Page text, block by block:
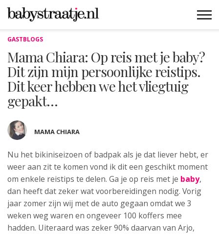
GASTBLOGS
Mama Chiara: Op reis met je baby?
Dit zijn mijn persoonlijke reistips.
Dit keer hebben we het vliegtuig
gepakt…
MAMA CHIARA
Nu het bikiniseizoen of badpak als je dat liever hebt, er
weer aan zit te komen vond ik dit een geschikt moment
om enkele reistips te delen. Ga je op reis met je baby,
dan heeft dat zeker wat voorbereidingen nodig. Vorig
jaar zomer zijn wij met de auto gegaan omdat we 3
weken weg waren en ongeveer 100 koffers mee
hadden. Uiteraard was zeker 90% daarvan van Arjo,